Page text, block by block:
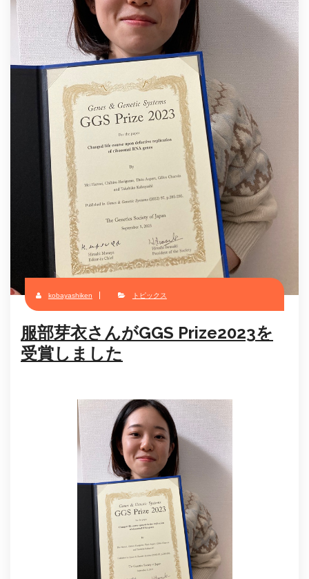
kobayashiken トピックス
服部芽衣さんがGGS Prize2023を
受賞しました